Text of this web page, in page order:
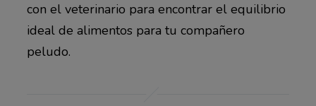
con el veterinario para encontrar el equilibrio
ideal de alimentos para tu compañero
peludo.